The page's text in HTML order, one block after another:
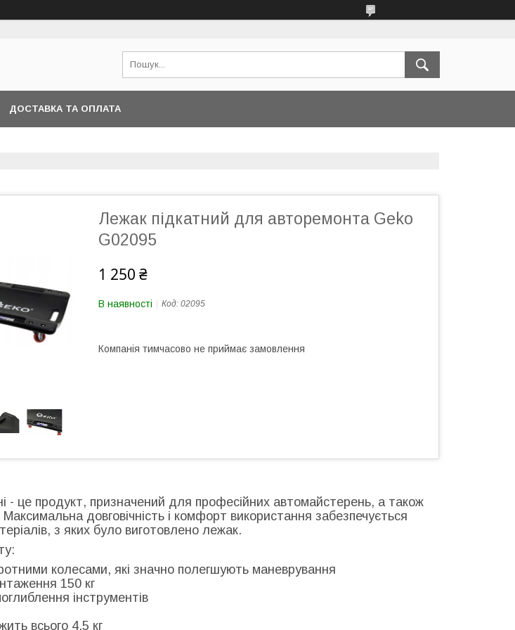
ДОСТАВКА ТА ОПЛАТА
Лежак підкатний для авторемонта Geko
G02095
1 250 ₴
В наявності Код: 02095
Компанія тимчасово не приймає замовлення
- це продукт, призначений для професійних автомайстерень, а також
довговічність і комфорт використання забезпечується
з яких було виготовлено лежак.
колесами, які значно полегшують маневрування
150 кг
інструментів
всього 4,5 кг